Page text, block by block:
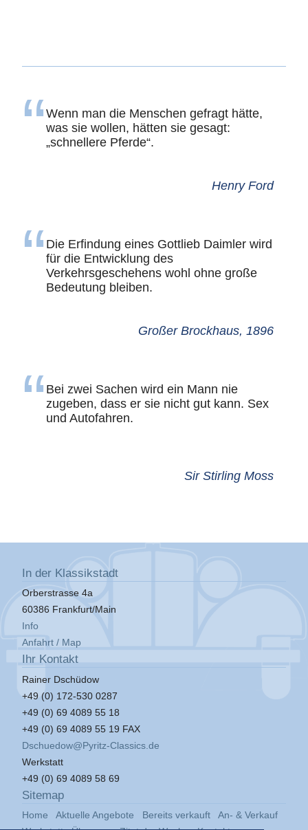
Wenn man die Menschen gefragt hätte,
was sie wollen, hätten sie gesagt:
„schnellere Pferde“.
Henry Ford
Die Erfindung eines Gottlieb Daimler wird
für die Entwicklung des
Verkehrsgeschehens wohl ohne große
Bedeutung bleiben.
Großer Brockhaus, 1896
Bei zwei Sachen wird ein Mann nie
zugeben, dass er sie nicht gut kann. Sex
und Autofahren.
Sir Stirling Moss
In der Klassikstadt
Orberstrasse 4a
60386 Frankfurt/Main
Info
Anfahrt / Map
Ihr Kontakt
Rainer Dschüdow
+49 (0) 172-530 0287
+49 (0) 69 4089 55 18
+49 (0) 69 4089 55 19 FAX
Dschuedow@Pyritz-Classics.de
Werkstatt
+49 (0) 69 4089 58 69
Sitemap
Home Aktuelle Angebote Bereits verkauft
An- & Verkauf